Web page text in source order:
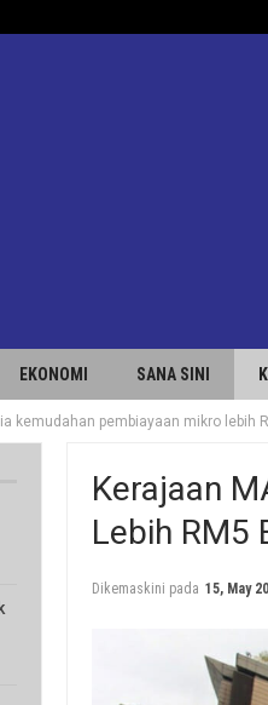
EKONOMI SANA SINI
kemudahan pembiayaan mikro lebih
Kerajaan
Lebih RM5
Dikemaskini pada 15, May